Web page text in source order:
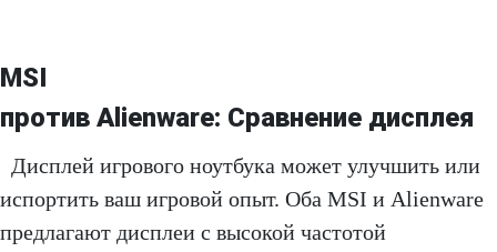
MSI
против Alienware: Сравнение дисплея
Дисплей игрового ноутбука может улучшить или
испортить ваш игровой опыт. Оба MSI и Alienware
предлагают дисплеи с высокой частотой